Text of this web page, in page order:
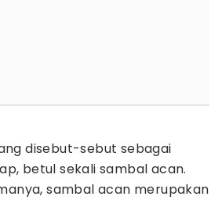
disebut-sebut sebagai
betul sekali sambal acan.
sambal acan merupakan